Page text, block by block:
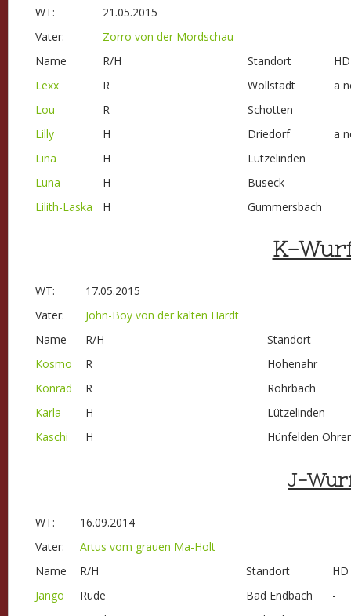
WT:
21.05.2015
Vater:
Zorro von der Mordschau
Name
R/H Standort
HD
Lexx
R Wöllstadt
a
Lou
R
Schotten
Lilly
H Driedorf
a
Lina
H
Lützelinden
Luna
H
Buseck
Lilith-Laska
H Gummersbach
K-
WT:
17.05.2015
Vater:
John-Boy von der kalten Hardt
Name
R/H
Standort
Kosmo
R
Hohenahr
Konrad
R
Rohrbach
Karla
H
Lützelinden
Kaschi
H Hünfelden
J-
WT:
16.09.2014
Vater:
Artus vom grauen Ma-Holt
Name
R/H Standort
HD
Jango
Rüde Bad Endbach
-